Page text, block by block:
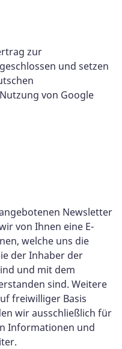
zur
und setzen
von Google
Newsletter
von Ihnen eine E-
welche uns die
der Inhaber der
und mit dem
sind. Weitere
freiwilliger Basis
wir ausschließlich für
Informationen und